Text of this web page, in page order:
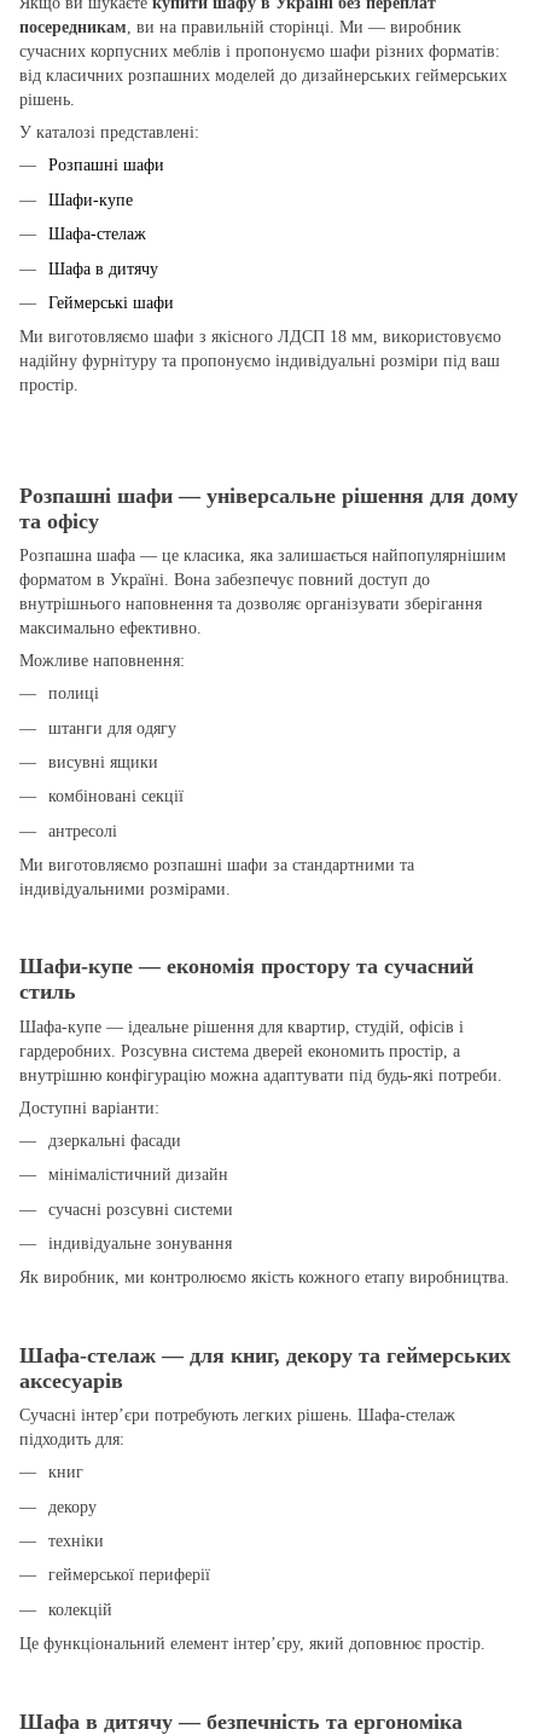
посередникам, ви на правильній сторінці. Ми — виробник
сучасних корпусних меблів і пропонуємо шафи різних форматів:
від класичних розпашних моделей до дизайнерських геймерських
рішень.
У каталозі представлені:
Розпашні шафи
Шафи-купе
Шафа-стелаж
Шафа в дитячу
Геймерські шафи
Ми виготовляємо шафи з якісного ЛДСП 18 мм, використовуємо
надійну фурнітуру та пропонуємо індивідуальні розміри під ваш
простір.
Розпашні шафи — універсальне рішення для дому
та офісу
Розпашна шафа — це класика, яка залишається найпопулярнішим
форматом в Україні. Вона забезпечує повний доступ до
внутрішнього наповнення та дозволяє організувати зберігання
максимально ефективно.
Можливе наповнення:
полиці
штанги для одягу
висувні ящики
комбіновані секції
антресолі
Ми виготовляємо розпашні шафи за стандартними та
індивідуальними розмірами.
Шафи-купе — економія простору та сучасний
стиль
Шафа-купе — ідеальне рішення для квартир, студій, офісів і
гардеробних. Розсувна система дверей економить простір, а
внутрішню конфігурацію можна адаптувати під будь-які потреби.
Доступні варіанти:
дзеркальні фасади
мінімалістичний дизайн
сучасні розсувні системи
індивідуальне зонування
Як виробник, ми контролюємо якість кожного етапу виробництва.
Шафа-стелаж — для книг, декору та геймерських
аксесуарів
Сучасні інтер’єри потребують легких рішень. Шафа-стелаж
підходить для:
книг
декору
техніки
геймерської периферії
колекцій
Це функціональний елемент інтер’єру, який доповнює простір.
Шафа в дитячу — безпечність та ергономіка